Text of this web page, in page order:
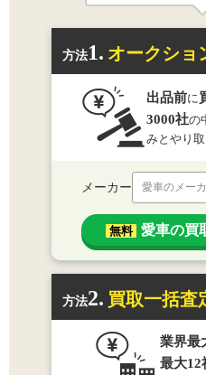
方法1. オークショ
出品前に
3000社の
みとやり取
メーカー 愛車のメー
無料 愛車の買
方法2. 買取一括査
業界最
最大12